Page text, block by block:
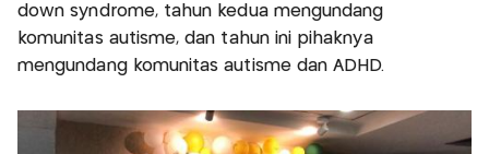
down syndrome, tahun kedua mengundang
komunitas autisme, dan tahun ini pihaknya
mengundang komunitas autisme dan ADHD.